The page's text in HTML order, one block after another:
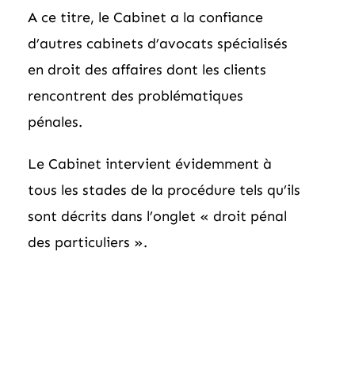
A ce titre, le Cabinet a la confiance
d’autres cabinets d’avocats spécialisés
en droit des affaires dont les clients
rencontrent des problématiques
pénales.
Le Cabinet intervient évidemment à
tous les stades de la procédure tels qu’ils
sont décrits dans l’onglet « droit pénal
des particuliers ».